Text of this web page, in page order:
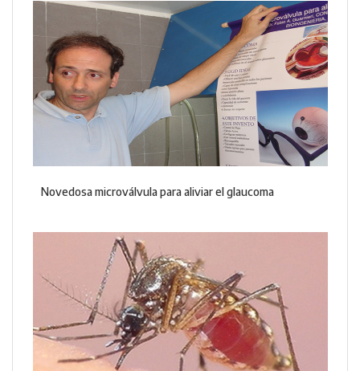
Novedosa microválvula para aliviar el glaucoma